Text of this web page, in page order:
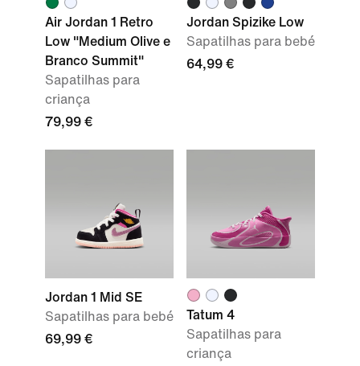
Air Jordan 1 Retro
Low "Medium Olive e
Branco Summit"
Sapatilhas para
criança
79,99 €
Jordan Spizike Low
Sapatilhas para bebé
64,99 €
Jordan 1 Mid SE
Sapatilhas para bebé
69,99 €
Tatum 4
Sapatilhas para
criança